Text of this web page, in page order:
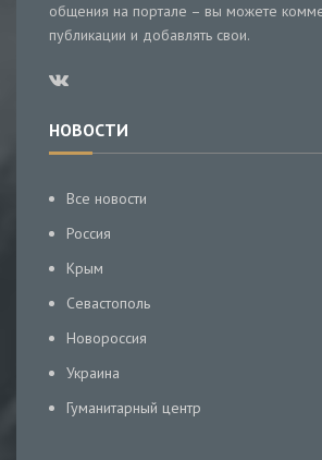
общения на портале – вы можете
публикации и добавлять свои.
НОВОСТИ
Все новости
Россия
Крым
Севастополь
Новороссия
Украина
Гуманитарный центр